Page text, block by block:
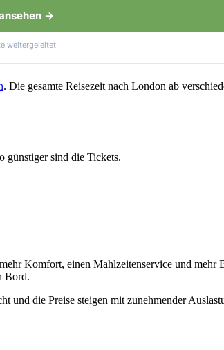
→
weitergeleitet
. Die gesamte Reisezeit nach London ab
günstiger sind die Tickets.
Komfort, einen Mahlzeitenservice und mehr
Bord.
und die Preise steigen mit zunehmender